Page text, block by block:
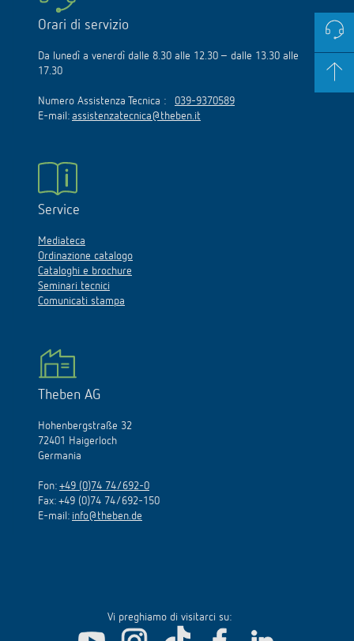
Orari di servizio
Da lunedì a venerdì dalle 8.30 alle 12.30 – dalle 13.30 alle
17.30
Numero Assistenza Tecnica : 039-9370589
E-mail: assistenzatecnica@theben.it
Service
Mediateca
Ordinazione catalogo
Cataloghi e brochure
Seminari tecnici
Comunicati stampa
Theben AG
Hohenbergstraße 32
72401 Haigerloch
Germania
Fon: +49 (0)74 74/692-0
Fax: +49 (0)74 74/692-150
E-mail: info@theben.de
Vi preghiamo di visitarci su: